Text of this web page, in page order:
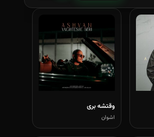
وقتشه بری
اشوان